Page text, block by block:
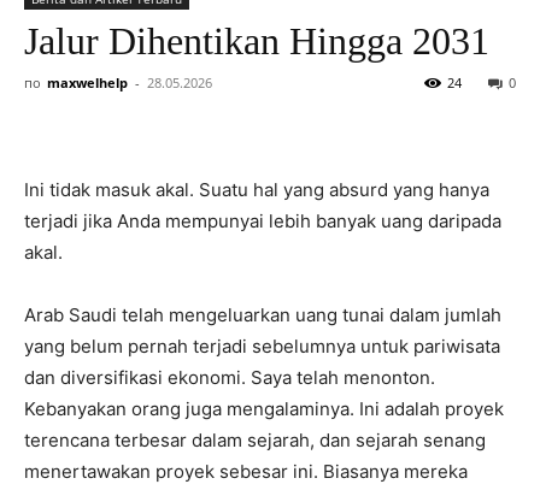
Jalur Dihentikan Hingga 2031
по maxwelhelp - 28.05.2026 0
24
Ini tidak masuk akal. Suatu hal yang absurd yang hanya
terjadi jika Anda mempunyai lebih banyak uang daripada
akal.
Arab Saudi telah mengeluarkan uang tunai dalam jumlah
yang belum pernah terjadi sebelumnya untuk pariwisata
dan diversifikasi ekonomi. Saya telah menonton.
Kebanyakan orang juga mengalaminya. Ini adalah proyek
terencana terbesar dalam sejarah, dan sejarah senang
menertawakan proyek sebesar ini. Biasanya mereka